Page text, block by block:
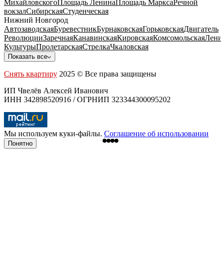
МихайловскогоПлощадь ЛенинаПлощадь МарксаРечной
вокзалСибирскаяСтуденческая
Нижний Новгород
АвтозаводскаяБуревестникБурнаковскаяГорьковскаяДвигатель
РеволюцииЗаречнаяКанавинскаяКировскаяКомсомольская
КультурыПролетарскаяСтрелкаЧкаловская
Показать все
Снять квартиру 2025 © Все права защищены
ИП Чвелёв Алексей Иванович
ИНН 342898520916 / ОГРНИП 323344300095202
Мы используем куки-файлы. Соглашение об использовании
Понятно